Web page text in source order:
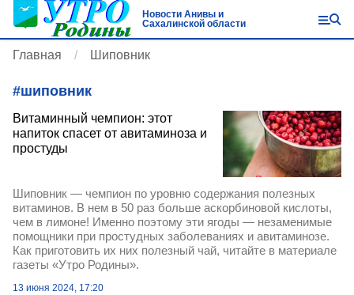
Новости Анивы и
Сахалинской области
Главная Шиповник
#шиповник
Витаминный чемпион: этот
напиток спасет от авитаминоза и
простуды
Шиповник — чемпион по уровню содержания полезных
витаминов. В нем в 50 раз больше аскорбиновой кислоты,
чем в лимоне! Именно поэтому эти ягоды — незаменимые
помощники при простудных заболеваниях и авитаминозе.
Как приготовить их них полезный чай, читайте в материале
газеты «Утро Родины».
13 июня 2024, 17:20